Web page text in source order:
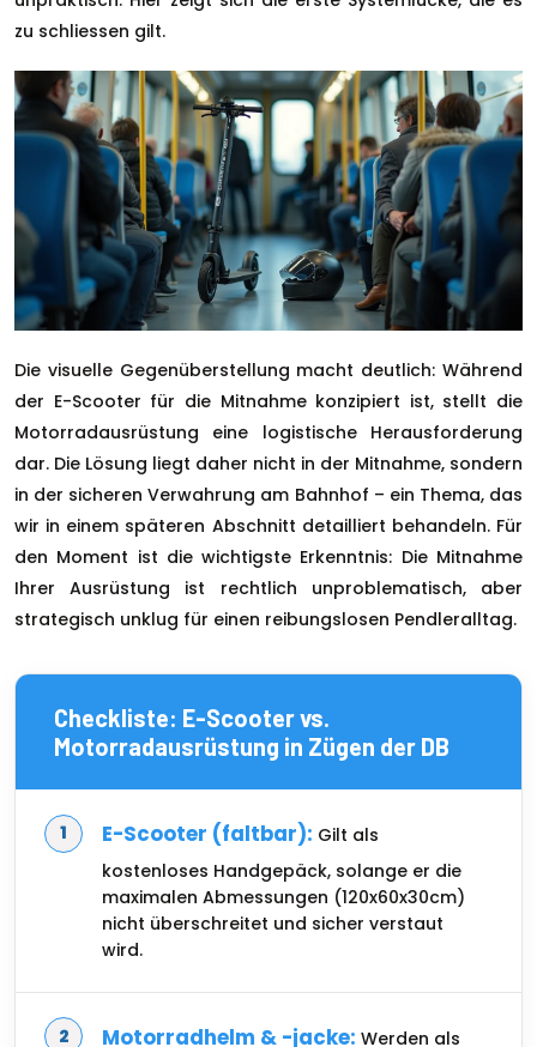
zu schliessen gilt.
Die visuelle Gegenüberstellung macht deutlich: Während
der E-Scooter für die Mitnahme konzipiert ist, stellt die
Motorradausrüstung eine logistische Herausforderung
dar. Die Lösung liegt daher nicht in der Mitnahme, sondern
in der sicheren Verwahrung am Bahnhof – ein Thema, das
wir in einem späteren Abschnitt detailliert behandeln. Für
den Moment ist die wichtigste Erkenntnis: Die Mitnahme
Ihrer Ausrüstung ist rechtlich unproblematisch, aber
strategisch unklug für einen reibungslosen Pendleralltag.
Checkliste: E-Scooter vs.
Motorradausrüstung in Zügen der DB
E-Scooter (faltbar): Gilt als
kostenloses Handgepäck, solange er die
maximalen Abmessungen (120x60x30cm)
nicht überschreitet und sicher verstaut
wird.
Motorradhelm & -jacke: Werden als